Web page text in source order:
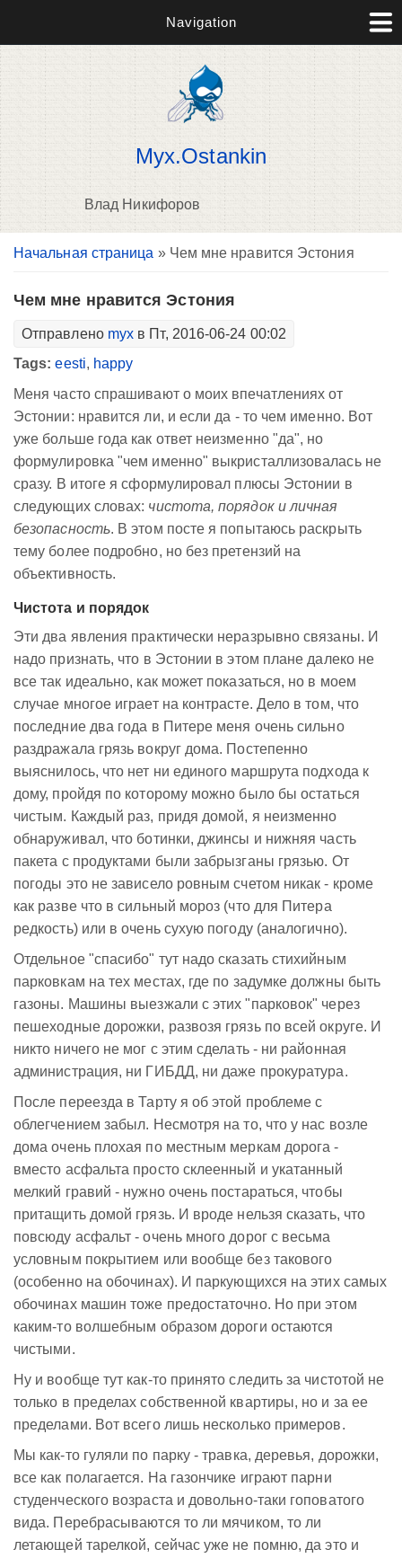
Navigation
Myx.Ostankin
Влад Никифоров
Вы здесь
Начальная страница » Чем мне нравится Эстония
Чем мне нравится Эстония
Отправлено myx в Пт, 2016-06-24 00:02
Tags:eesti, happy
Меня часто спрашивают о моих впечатлениях от
Эстонии: нравится ли, и если да - то чем именно. Вот
уже больше года как ответ неизменно "да", но
формулировка "чем именно" выкристаллизовалась не
сразу. В итоге я сформулировал плюсы Эстонии в
следующих словах: чистота, порядок и личная
безопасность. В этом посте я попытаюсь раскрыть
тему более подробно, но без претензий на
объективность.
Чистота и порядок
Эти два явления практически неразрывно связаны. И
надо признать, что в Эстонии в этом плане далеко не
все так идеально, как может показаться, но в моем
случае многое играет на контрасте. Дело в том, что
последние два года в Питере меня очень сильно
раздражала грязь вокруг дома. Постепенно
выяснилось, что нет ни единого маршрута подхода к
дому, пройдя по которому можно было бы остаться
чистым. Каждый раз, придя домой, я неизменно
обнаруживал, что ботинки, джинсы и нижняя часть
пакета с продуктами были забрызганы грязью. От
погоды это не зависело ровным счетом никак - кроме
как разве что в сильный мороз (что для Питера
редкость) или в очень сухую погоду (аналогично).
Отдельное "спасибо" тут надо сказать стихийным
парковкам на тех местах, где по задумке должны быть
газоны. Машины выезжали с этих "парковок" через
пешеходные дорожки, развозя грязь по всей округе. И
никто ничего не мог с этим сделать - ни районная
администрация, ни ГИБДД, ни даже прокуратура.
После переезда в Тарту я об этой проблеме с
облегчением забыл. Несмотря на то, что у нас возле
дома очень плохая по местным меркам дорога -
вместо асфальта просто склеенный и укатанный
мелкий гравий - нужно очень постараться, чтобы
притащить домой грязь. И вроде нельзя сказать, что
повсюду асфальт - очень много дорог с весьма
условным покрытием или вообще без такового
(особенно на обочинах). И паркующихся на этих самых
обочинах машин тоже предостаточно. Но при этом
каким-то волшебным образом дороги остаются
чистыми.
Ну и вообще тут как-то принято следить за чистотой не
только в пределах собственной квартиры, но и за ее
пределами. Вот всего лишь несколько примеров.
Мы как-то гуляли по парку - травка, деревья, дорожки,
все как полагается. На газончике играют парни
студенческого возраста и довольно-таки гоповатого
вида. Перебрасываются то ли мячиком, то ли
летающей тарелкой, сейчас уже не помню, да это и